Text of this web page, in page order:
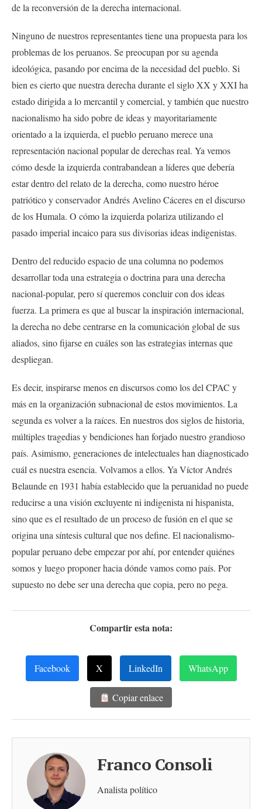
de la reconversión de la derecha internacional.
Ninguno de nuestros representantes tiene una propuesta para los
problemas de los peruanos. Se preocupan por su agenda
ideológica, pasando por encima de la necesidad del pueblo. Si
bien es cierto que nuestra derecha durante el siglo XX y XXI ha
estado dirigida a lo mercantil y comercial, y también que nuestro
nacionalismo ha sido pobre de ideas y mayoritariamente
orientado a la izquierda, el pueblo peruano merece una
representación nacional popular de derechas real. Ya vemos
cómo desde la izquierda contrabandean a líderes que debería
estar dentro del relato de la derecha, como nuestro héroe
patriótico y conservador Andrés Avelino Cáceres en el discurso
de los Humala. O cómo la izquierda polariza utilizando el
pasado imperial incaico para sus divisorias ideas indigenistas.
Dentro del reducido espacio de una columna no podemos
desarrollar toda una estrategia o doctrina para una derecha
nacional-popular, pero sí queremos concluir con dos ideas
fuerza. La primera es que al buscar la inspiración internacional,
la derecha no debe centrarse en la comunicación global de sus
aliados, sino fijarse en cuáles son las estrategias internas que
despliegan.
Es decir, inspirarse menos en discursos como los del CPAC y
más en la organización subnacional de estos movimientos. La
segunda es volver a la raíces. En nuestros dos siglos de historia,
múltiples tragedias y bendiciones han forjado nuestro grandioso
país. Asimismo, generaciones de intelectuales han diagnosticado
cuál es nuestra esencia. Volvamos a ellos. Ya Víctor Andrés
Belaunde en 1931 había establecido que la peruanidad no puede
reducirse a una visión excluyente ni indigenista ni hispanista,
sino que es el resultado de un proceso de fusión en el que se
origina una síntesis cultural que nos define. El nacionalismo-
popular peruano debe empezar por ahí, por entender quiénes
somos y luego proponer hacia dónde vamos como país. Por
supuesto no debe ser una derecha que copia, pero no pega.
Compartir esta nota:
Facebook X LinkedIn WhatsApp
Copiar enlace
Franco Consoli
Analista político